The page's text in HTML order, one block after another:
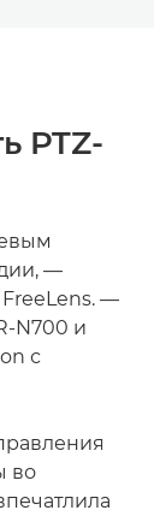
PTZ-
—
—
N700 и
с
во